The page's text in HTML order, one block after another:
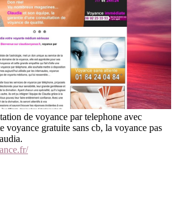
de voyance par telephone avec
voyance gratuite sans cb, la voyance pas